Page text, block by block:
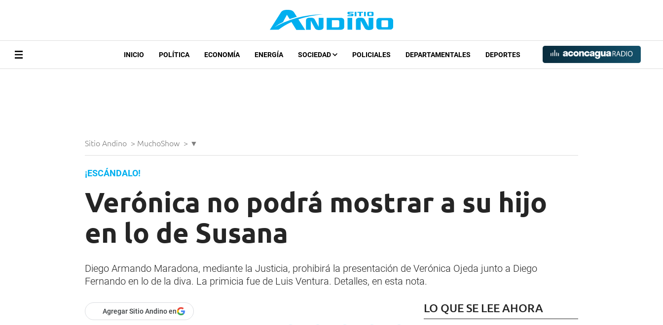
INICIO POLÍTICA ECONOMÍA ENERGÍA SOCIEDAD POLICIALES DEPARTAMENTALES DEPORTES
Sitio Andino > MuchoShow > ▼
¡ESCÁNDALO!
Verónica no podrá mostrar a su hijo
en lo de Susana
Diego Armando Maradona, mediante la Justicia, prohibirá la presentación de Verónica Ojeda junto a Diego
Fernando en lo de la diva. La primicia fue de Luis Ventura. Detalles, en esta nota.
Agregar Sitio Andino en LO QUE SE LEE AHORA